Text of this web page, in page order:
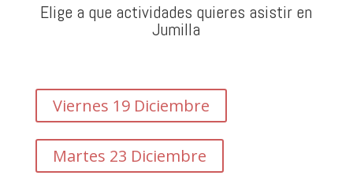
Elige a que actividades quieres asistir en
Jumilla
Viernes 19 Diciembre
Martes 23 Diciembre